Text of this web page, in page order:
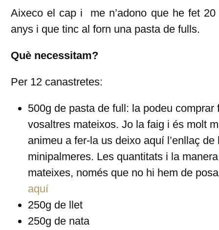
Aixeco el cap i me n’adono que he fet
anys i que tinc al forn una pasta de fulls.
Què necessitam?
Per 12 canastretes:
500g de pasta de full: la podeu comprar
vosaltres mateixos. Jo la faig i és molt
animeu a fer-la us deixo aquí l’enllaç
minipalmeres. Les quantitats i la
mateixes, només que no hi hem de
aquí
250g de llet
250g de nata